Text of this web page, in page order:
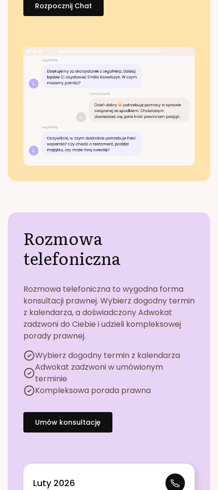
Rozpocznij Chat
Rozmowa
telefoniczna
Rozmowa telefoniczna to wygodna forma
konsultacji prawnej. Wybierz dogodny termin
z kalendarza, a doświadczony Adwokat
zadzwoni do Ciebie i udzieli kompleksowej
porady prawnej.
Wybierz dogodny termin z kalendarza
Adwokat zadzwoni w umówionym
terminie
Kompleksowa porada prawna
Umów konsultację
Luty 2026